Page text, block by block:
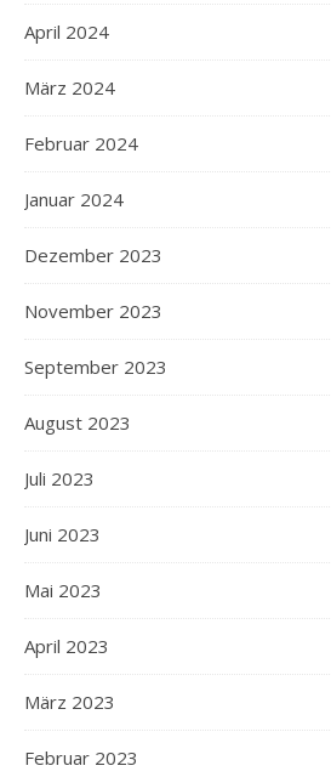
April 2024
März 2024
Februar 2024
Januar 2024
Dezember 2023
November 2023
September 2023
August 2023
Juli 2023
Juni 2023
Mai 2023
April 2023
März 2023
Februar 2023